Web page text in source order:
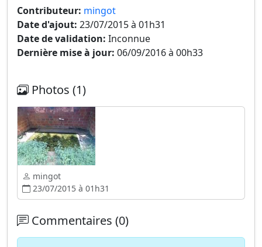
Contributeur: mingot
Date d'ajout: 23/07/2015 à 01h31
Date de validation: Inconnue
Dernière mise à jour: 06/09/2016 à 00h33
Photos (1)
mingot
23/07/2015 à 01h31
Commentaires (0)